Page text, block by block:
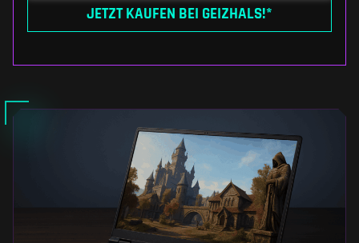
JETZT KAUFEN BEI GEIZHALS!*